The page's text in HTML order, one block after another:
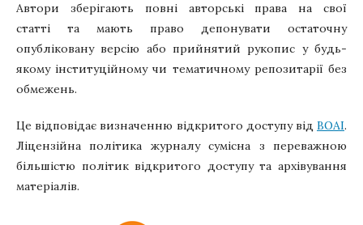
Автори зберігають повні авторські права на свої
статті та мають право депонувати остаточну
опубліковану версію або прийнятий рукопис у будь-
якому інституційному чи тематичному репозитарії без
обмежень.
Це відповідає визначенню відкритого доступу від BOAI.
Ліцензійна політика журналу сумісна з переважною
більшістю політик відкритого доступу та архівування
матеріалів.